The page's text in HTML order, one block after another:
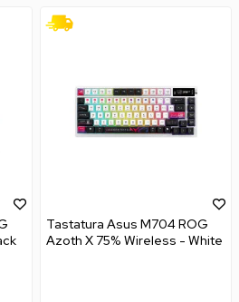
Tastatura Asus M704 ROG
Azoth X 75% Wireless - White